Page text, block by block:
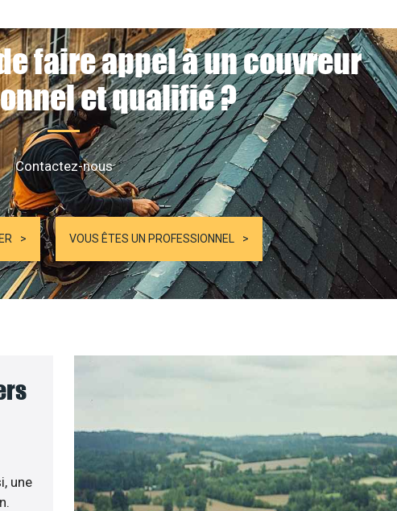
faire appel à un couvreur
et qualifié ?
Contactez-nous
VOUS ÊTES UN PROFESSIONNEL
une